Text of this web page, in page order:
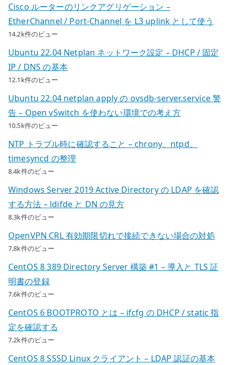
Cisco ルーターのリンクアグリゲーション –
EtherChannel / Port-Channel を L3 uplink として使う
14.2k件のビュー
Ubuntu 22.04 Netplan ネットワーク設定 – DHCP / 固定
IP / DNS の基本
12.1k件のビュー
Ubuntu 22.04 netplan apply の ovsdb-server.service 警
告 – Open vSwitch を使わない環境での考え方
10.5k件のビュー
NTP トラブル時に確認すること – chrony、ntpd、
timesyncd の整理
8.4k件のビュー
Windows Server 2019 Active Directory の LDAP を確認
する方法 – ldifde と DN の見方
8.3k件のビュー
OpenVPN CRL 有効期限切れで接続できない場合の対処
7.8k件のビュー
CentOS 8 389 Directory Server 構築 #1 – 導入と TLS 証
明書の登録
7.6k件のビュー
CentOS 6 BOOTPROTO とは – ifcfg の DHCP / static 指
定を確認する
7.2k件のビュー
CentOS 8 SSSD Linux クライアント – LDAP 認証の基本